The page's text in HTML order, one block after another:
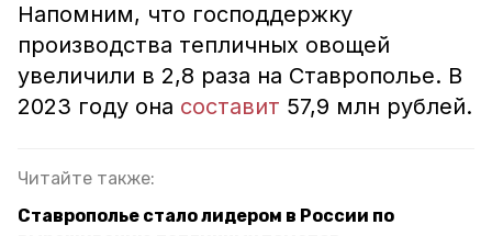
Напомним, что господдержку
производства тепличных овощей
увеличили в 2,8 раза на Ставрополье. В
2023 году она составит 57,9 млн рублей.
Читайте также:
Ставрополье стало лидером в России по